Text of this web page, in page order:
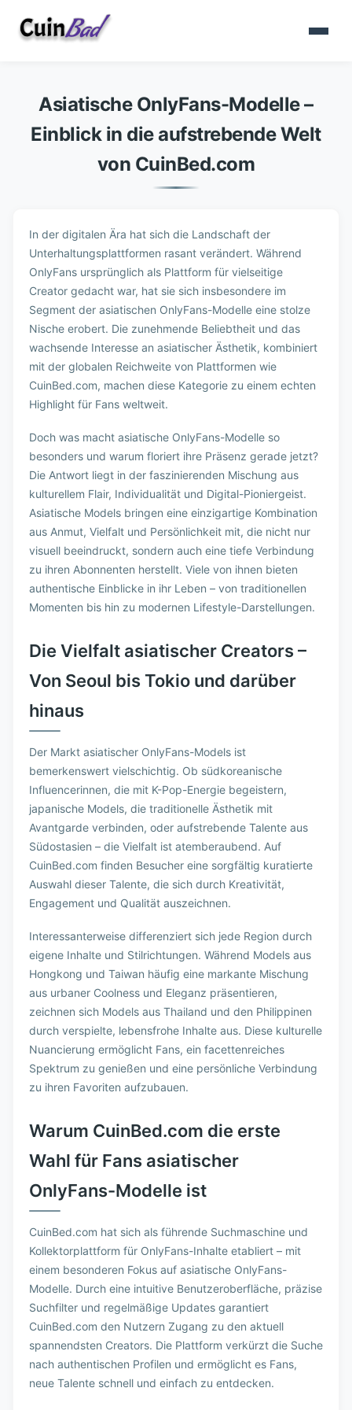
Asiatische OnlyFans-Modelle –
Einblick in die aufstrebende Welt
von CuinBed.com
In der digitalen Ära hat sich die Landschaft der
Unterhaltungsplattformen rasant verändert. Während
OnlyFans ursprünglich als Plattform für vielseitige
Creator gedacht war, hat sie sich insbesondere im
Segment der asiatischen OnlyFans-Modelle eine stolze
Nische erobert. Die zunehmende Beliebtheit und das
wachsende Interesse an asiatischer Ästhetik, kombiniert
mit der globalen Reichweite von Plattformen wie
CuinBed.com, machen diese Kategorie zu einem echten
Highlight für Fans weltweit.
Doch was macht asiatische OnlyFans-Modelle so
besonders und warum floriert ihre Präsenz gerade jetzt?
Die Antwort liegt in der faszinierenden Mischung aus
kulturellem Flair, Individualität und Digital-Pioniergeist.
Asiatische Models bringen eine einzigartige Kombination
aus Anmut, Vielfalt und Persönlichkeit mit, die nicht nur
visuell beeindruckt, sondern auch eine tiefe Verbindung
zu ihren Abonnenten herstellt. Viele von ihnen bieten
authentische Einblicke in ihr Leben – von traditionellen
Momenten bis hin zu modernen Lifestyle-Darstellungen.
Die Vielfalt asiatischer Creators –
Von Seoul bis Tokio und darüber
hinaus
Der Markt asiatischer OnlyFans-Models ist
bemerkenswert vielschichtig. Ob südkoreanische
Influencerinnen, die mit K-Pop-Energie begeistern,
japanische Models, die traditionelle Ästhetik mit
Avantgarde verbinden, oder aufstrebende Talente aus
Südostasien – die Vielfalt ist atemberaubend. Auf
CuinBed.com finden Besucher eine sorgfältig kuratierte
Auswahl dieser Talente, die sich durch Kreativität,
Engagement und Qualität auszeichnen.
Interessanterweise differenziert sich jede Region durch
eigene Inhalte und Stilrichtungen. Während Models aus
Hongkong und Taiwan häufig eine markante Mischung
aus urbaner Coolness und Eleganz präsentieren,
zeichnen sich Models aus Thailand und den Philippinen
durch verspielte, lebensfrohe Inhalte aus. Diese kulturelle
Nuancierung ermöglicht Fans, ein facettenreiches
Spektrum zu genießen und eine persönliche Verbindung
zu ihren Favoriten aufzubauen.
Warum CuinBed.com die erste
Wahl für Fans asiatischer
OnlyFans-Modelle ist
CuinBed.com hat sich als führende Suchmaschine und
Kollektorplattform für OnlyFans-Inhalte etabliert – mit
einem besonderen Fokus auf asiatische OnlyFans-
Modelle. Durch eine intuitive Benutzeroberfläche, präzise
Suchfilter und regelmäßige Updates garantiert
CuinBed.com den Nutzern Zugang zu den aktuell
spannendsten Creators. Die Plattform verkürzt die Suche
nach authentischen Profilen und ermöglicht es Fans,
neue Talente schnell und einfach zu entdecken.